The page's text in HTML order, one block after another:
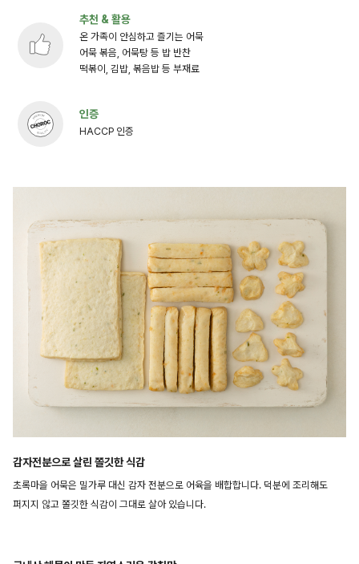
추천 & 활용
온 가족이 안심하고 즐기는 어묵
어묵 볶음, 어묵탕 등 밥 반찬
떡볶이, 김밥, 볶음밥 등 부재료
인증
HACCP 인증
감자전분으로 살린 쫄깃한 식감
초록마을 어묵은 밀가루 대신 감자 전분으로 어육을 배합합니다. 덕분에 조리해도
퍼지지 않고 쫄깃한 식감이 그대로 살아 있습니다.